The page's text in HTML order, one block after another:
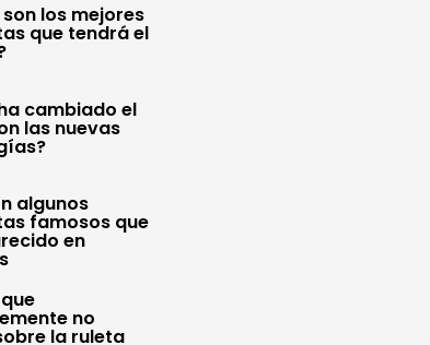
los mejores
que tendrá el
cambiado el
las nuevas
algunos
famosos que
en
no
la ruleta